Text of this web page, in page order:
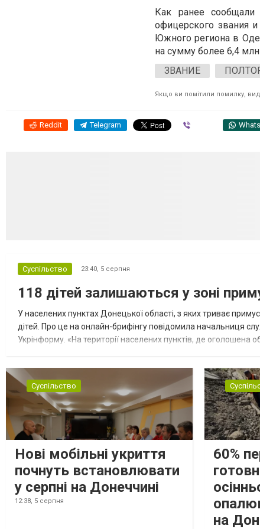
Как ранее
офицерского звания
Южного региона в
на сумму более 6,4
ЗВАНИЕ
Якщо ви помітили помилку,
Reddit Telegram
Суспільство 23:40, 5 серпня
118 дітей залишаються у зоні
У населених пунктах Донецької області, з яких триває
дітей. Про це на онлайн-брифінгу повідомила начальниця
Укрінформу. «На території населених пунктів, де оголошена
Суспільство
Нові мобільні укриття
почнуть встановлювати
у серпні на Донеччині
12:38, 5 серпня
60%
на